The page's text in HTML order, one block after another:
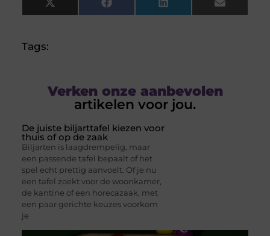
X
(Twitter)
Facebook LinkedIn Email
Tags:
Verken onze aanbevolen
artikelen voor jou.
De juiste biljarttafel kiezen voor
thuis of op de zaak
Biljarten is laagdrempelig, maar
een passende tafel bepaalt of het
spel echt prettig aanvoelt. Of je nu
een tafel zoekt voor de woonkamer,
de kantine of een horecazaak, met
een paar gerichte keuzes voorkom
je